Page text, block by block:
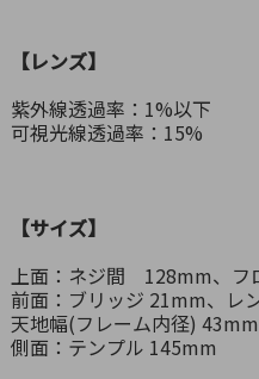
【レンズ】
紫外線透過率：1%以下
可視光線透過率：15%
【サイズ】
上面：ネジ間 128mm、フ
前面：ブリッジ 21mm、レ
天地幅(フレーム内径) 43mm
側面：テンプル 145mm